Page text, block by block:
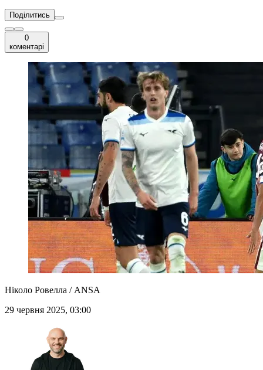
Поділитись
0
коментарі
Ніколо Ровелла / ANSA
29 червня 2025, 03:00